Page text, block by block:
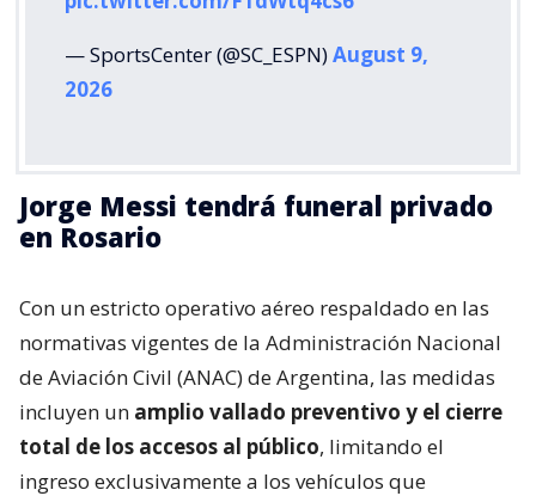
— SportsCenter (@SC_ESPN)August 9,
2026
Jorge Messi tendrá funeral privado
en Rosario
Con un estricto operativo aéreo respaldado en las
normativas vigentes de la Administración Nacional
de Aviación Civil (ANAC) de Argentina, las medidas
incluyen un amplio vallado preventivo y el cierre
total de los accesos al público, limitando el
ingreso exclusivamente a los vehículos que